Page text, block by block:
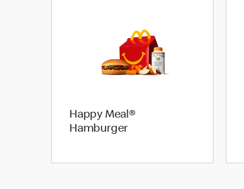
Happy Meal®
Hamburger